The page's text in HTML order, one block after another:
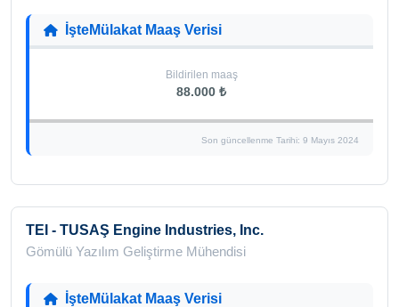
İşteMülakat Maaş Verisi
Bildirilen maaş
88.000 ₺
Son güncellenme Tarihi: 9 Mayıs 2024
TEI - TUSAŞ Engine Industries, Inc.
Gömülü Yazılım Geliştirme Mühendisi
İşteMülakat Maaş Verisi